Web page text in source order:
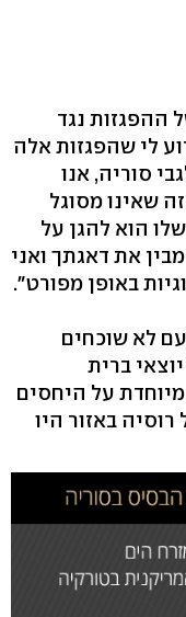
ההפגזות נגד
לי שהפגזות אלה
סוריה, אנו
שאינו מסוגל
הוא להגן על
את דאגתך ואני
באופן מפורט".
לא שוכחים
ברית
על היחסים
באזור היו